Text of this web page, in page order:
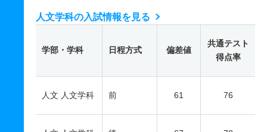
人文学科の入試情報を見る
学部・学科 日程方式 偏差値
共通テスト
得点率
人文 人文学科 前 61 76